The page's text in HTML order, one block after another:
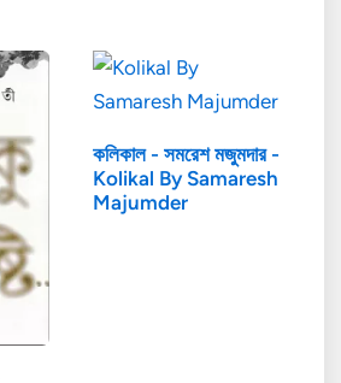
কলিকাল - সমরেশ মজুমদার -
Kolikal By Samaresh
Majumder